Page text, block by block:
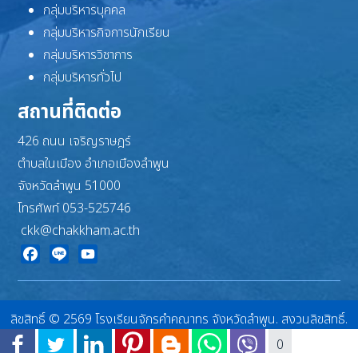
0
กลุ่มบริหารบุคคล
กลุ่มบริหารกิจการนักเรียน
กลุ่มบริหารวิชาการ
กลุ่มบริหารทั่วไป
สถานที่ติดต่อ
426 ถนน เจริญราษฎร์
ตำบลในเมือง อำเภอเมืองลำพูน
จังหวัดลำพูน 51000
โทรศัพท์ 053-525746
ckk@chakkham.ac.th
ลิขสิทธิ์ © 2569 โรงเรียนจักรคำคณาทร จังหวัดลำพูน. สงวนลิขสิทธิ์.
Joomla! เป็นซอฟต์แวร์เสรีที่เผยแพร่ภายใต้GNU ใบอนุญาตสาธารณะทั่วไป